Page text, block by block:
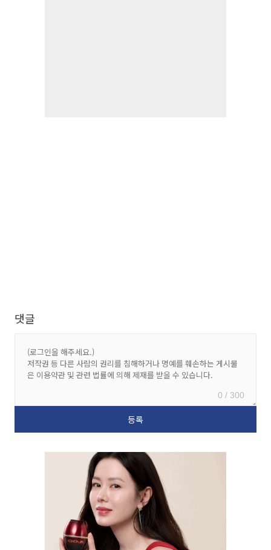
댓글
0 / 300